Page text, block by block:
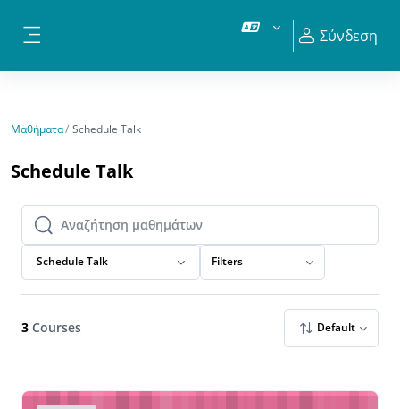
Σύνδεση
Μαθήματα Schedule Talk
Schedule Talk
Αναζήτηση μαθημάτων
Αναζήτηση μαθημάτων
Schedule Talk Filters
3 Courses Default